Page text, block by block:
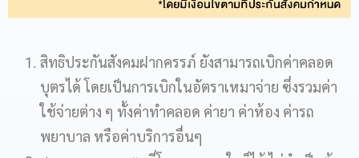
สิทธิประกันสังคมฝากครรภ์ ยังสามารถเบิกค่าคลอด
บุตรได้ โดยเป็นการเบิกในอัตราเหมาจ่าย ซึ่งรวมค่า
ใช้จ่ายต่าง ๆ ทั้งค่าทำคลอด ค่ายา ค่าห้อง ค่ารถ
พยาบาล หรือค่าบริการอื่นๆ